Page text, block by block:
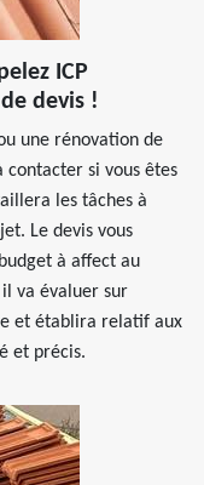
ICP
devis !
une rénovation de
contacter si vous êtes
les tâches à
Le devis vous
à affect au
va évaluer sur
et établira relatif aux
et précis.